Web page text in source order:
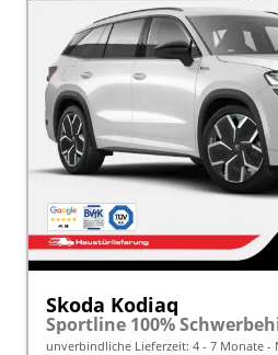
Skoda Kodiaq
unverbindliche Lieferzeit: 4 - 7 Monate